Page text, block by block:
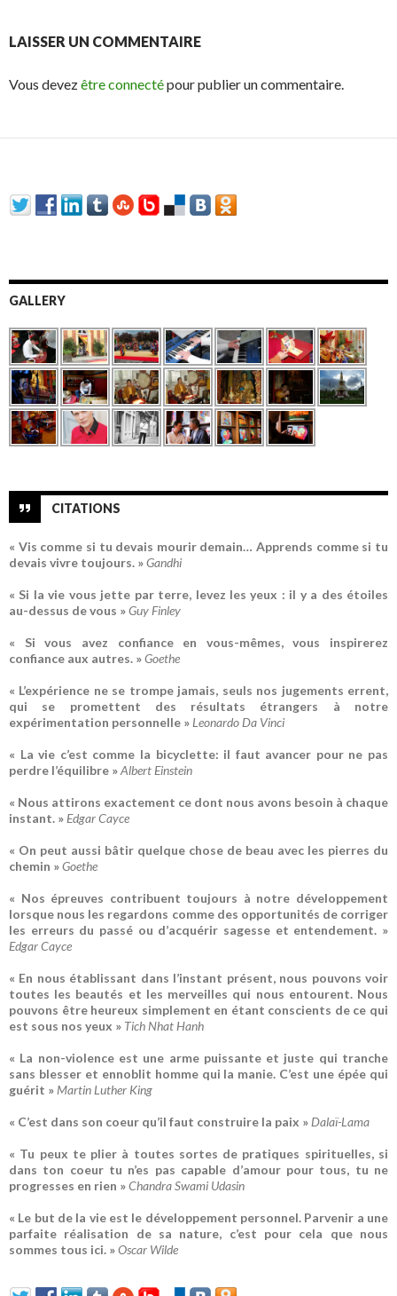
LAISSER UN COMMENTAIRE
Vous devezêtre connectépour publier un commentaire.
GALLERY
CITATIONS
« Vis comme si tu devais mourir demain… Apprends comme si tu
devais vivre toujours. »Gandhi
« Si la vie vous jette par terre, levez les yeux : il y a des étoiles
au-dessus de vous »Guy Finley
« Si vous avez confiance en vous-mêmes, vous inspirerez
confiance aux autres. »Goethe
« L’expérience ne se trompe jamais, seuls nos jugements errent,
qui se promettent des résultats étrangers à notre
expérimentation personnelle » Leonardo Da Vinci
« La vie c’est comme la bicyclette: il faut avancer pour ne pas
perdre l’équilibre »Albert Einstein
« Nous attirons exactement ce dont nous avons besoin à chaque
instant. » Edgar Cayce
« On peut aussi bâtir quelque chose de beau avec les pierres du
chemin »Goethe
« Nos épreuves contribuent toujours à notre développement
lorsque nous les regardons comme des opportunités de corriger
les erreurs du passé ou d’acquérir sagesse et entendement. »
Edgar Cayce
« En nous établissant dans l’instant présent, nous pouvons voir
toutes les beautés et les merveilles qui nous entourent. Nous
pouvons être heureux simplement en étant conscients de ce qui
est sous nos yeux » Tich Nhat Hanh
« La non-violence est une arme puissante et juste qui tranche
sans blesser et ennoblit homme qui la manie. C’est une épée qui
guérit » Martin Luther King
« C’est dans son coeur qu’il faut construire la paix » Dalaï-Lama
« Tu peux te plier à toutes sortes de pratiques spirituelles, si
dans ton coeur tu n’es pas capable d’amour pour tous, tu ne
progresses en rien »Chandra Swami Udasin
« Le but de la vie est le développement personnel. Parvenir a une
parfaite réalisation de sa nature, c’est pour cela que nous
sommes tous ici. »Oscar Wilde